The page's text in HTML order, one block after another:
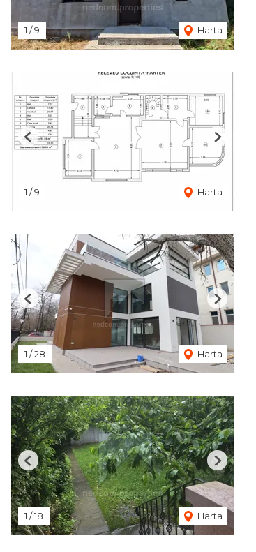
1 /9 Harta
1 /9 Harta
Previous Next
1 /28 Harta
Previous Next
1 /18 Harta
Previous Next